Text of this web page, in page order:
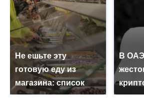
Не ешьте эту
готовую еду из
магазина: список
В